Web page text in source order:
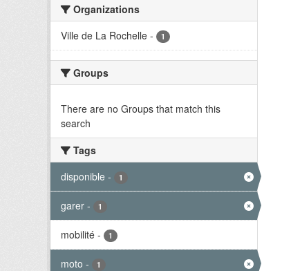
Organizations
Ville de La Rochelle - 1
Groups
There are no Groups that match this
search
Tags
disponible - 1
garer - 1
mobilité - 1
moto - 1